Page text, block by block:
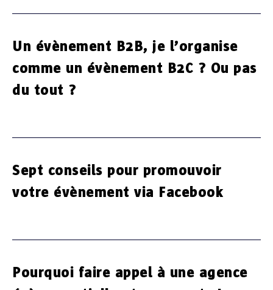
Un évènement B2B, je l’organise
comme un évènement B2C ? Ou pas
du tout ?
Sept conseils pour promouvoir
votre évènement via Facebook
Pourquoi faire appel à une agence